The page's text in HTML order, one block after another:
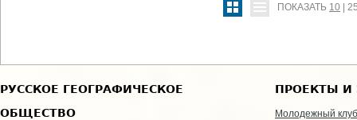
ПОКАЗАТЬ 10 |
РУССКОЕ ГЕОГРАФИЧЕСКОЕ
ОБЩЕСТВО
ПРОЕКТЫ И
Молодежный клуб